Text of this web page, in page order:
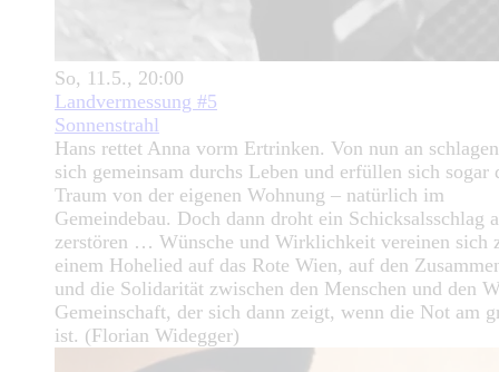
So, 11.5., 20:00
Landvermessung #5
Sonnenstrahl
Hans rettet Anna vorm Ertrinken. Von nun an
sich gemeinsam durchs Leben und erfüllen sich sogar
Traum von der eigenen Wohnung – natürlich im
Gemeindebau. Doch dann droht ein Schicksalsschlag
zerstören … Wünsche und Wirklichkeit vereinen sich
einem Hohelied auf das Rote Wien, auf den
und die Solidarität zwischen den Menschen und den
Gemeinschaft, der sich dann zeigt, wenn die Not am
ist. (Florian Widegger)